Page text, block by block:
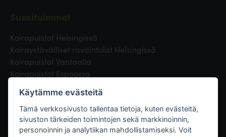
Koirapuistot Helsingissä
Koiraystävälliset ravaintolat Helsingissä
Koirapuistot Vantaalla
Koirapuistot Espoossa
Eläinlääkäri Helsingissä
Koirapuistot Tampereella
Linkit
Käytämme evästeitä
Tämä verkkosivusto tallentaa tietoja, kuten evästeitä,
sivuston tärkeiden toimintojen sekä markkinoinnin,
personoinnin ja analytiikan mahdollistamiseksi. Voit